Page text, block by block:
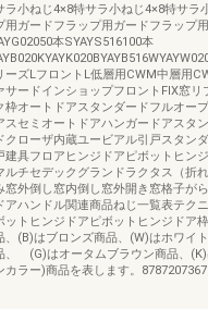
ラ小ねじ4×8特サラ小ねじ4×8特サラ
用ガードフラップ用ガードフラップ
本SYAYS516100本
ーズLフロントL低層用CWM中層用
サードインショップフロントFIX窓リ
枠オートドアスタンダードフルオー
スセミオートドアハンガードアスタ
クローザ内蔵ユービアル引戸スタン
建具フロアヒンジドアピボットヒン
ルチセデックグランドラクタス（折
窓外倒し窓内倒し窓外開き窓格子が
アハンドル関連商品ねじ一覧表テク
ットヒンジドアピボットヒンジドア
、(B)はブロンズ商品、(W)はホワイ
、 (G)はオータムブラウン商品、(K)
カラー)商品を表します。8787207367